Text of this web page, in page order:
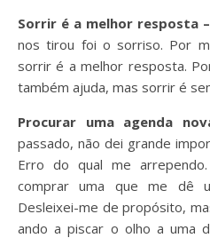
Sorrir é a melhor resposta –
nos tirou foi o sorriso. Por
sorrir é a melhor resposta.
também ajuda, mas sorrir é
Procurar uma agenda
passado, não dei grande
Erro do qual me
comprar uma que me dê
Desleixei-me de propósito,
ando a piscar o olho a uma